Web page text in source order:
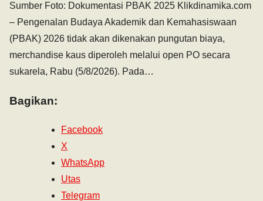
Sumber Foto: Dokumentasi PBAK 2025 Klikdinamika.com
– Pengenalan Budaya Akademik dan Kemahasiswaan
(PBAK) 2026 tidak akan dikenakan pungutan biaya,
merchandise kaus diperoleh melalui open PO secara
sukarela, Rabu (5/8/2026). Pada…
Bagikan:
Facebook
X
WhatsApp
Utas
Telegram